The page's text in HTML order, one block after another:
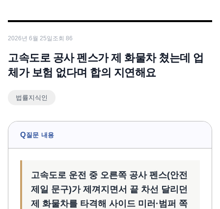
업무분야
전체
소식/자료
공지사항
뉴스레터/브로슈어
2026년 6월 25일 조회 86
고속도로 공사 펜스가 제 화물차 쳤는데 업
체가 보험 없다며 합의 지연해요
법률지식인
Q질문 내용
고속도로 운전 중 오른쪽 공사 펜스(안전
제일 문구)가 제껴지면서 끝 차선 달리던
제 화물차를 타격해 사이드 미러·범퍼 쪽